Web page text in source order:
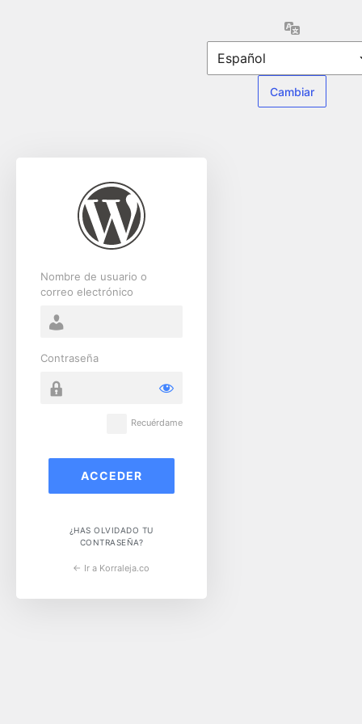
Nombre de usuario o
correo electrónico
Contraseña
Recuérdame
¿HAS OLVIDADO TU
CONTRASEÑA?
← Ir a Korraleja.co
Idioma